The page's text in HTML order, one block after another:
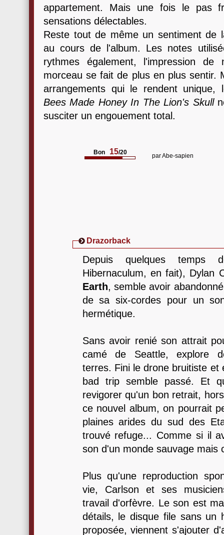
appartement. Mais une fois le pas
sensations délectables.
Reste tout de même un sentiment de
au cours de l'album. Les notes
rythmes également, l'impression
morceau se fait de plus en plus sentir.
arrangements qui le rendent
Bees Made Honey In The Lion's Skull
susciter un engouement total.
Bon 15/20 parAbe-sapien
Drazorback
Depuis quelques temps
Hibernaculum, en fait), Dylan
Earth, semble avoir
de sa six-cordes pour un
hermétique.
Sans avoir renié son attrait
camé de Seattle, explore
terres. Fini le drone bruitiste et
bad trip semble passé. Et
revigorer qu'un bon retrait,
ce nouvel album, on pourrait
plaines arides du sud des
trouvé refuge... Comme si il
son d'un monde sauvage mais
Plus qu'une reproduction
vie, Carlson et ses
travail d'orfèvre. Le son est
détails, le disque file sans un
proposée, viennent s'ajouter